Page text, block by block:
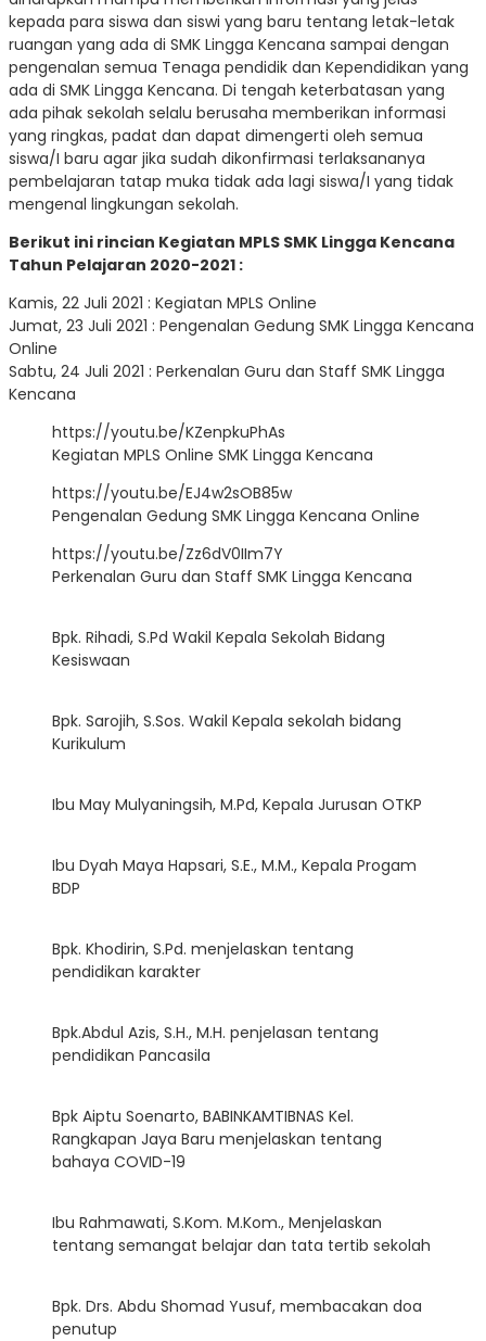
kepada para siswa dan siswi yang baru tentang letak-letak
ruangan yang ada di SMK Lingga Kencana sampai dengan
pengenalan semua Tenaga pendidik dan Kependidikan yang
ada di SMK Lingga Kencana. Di tengah keterbatasan yang
ada pihak sekolah selalu berusaha memberikan informasi
yang ringkas, padat dan dapat dimengerti oleh semua
siswa/I baru agar jika sudah dikonfirmasi terlaksananya
pembelajaran tatap muka tidak ada lagi siswa/I yang tidak
mengenal lingkungan sekolah.
Berikut ini rincian Kegiatan MPLS SMK Lingga Kencana
Tahun Pelajaran 2020-2021 :
Kamis, 22 Juli 2021 : Kegiatan MPLS Online
Jumat, 23 Juli 2021 : Pengenalan Gedung SMK Lingga Kencana
Online
Sabtu, 24 Juli 2021 : Perkenalan Guru dan Staff SMK Lingga
Kencana
https://youtu.be/KZenpkuPhAs
Kegiatan MPLS Online SMK Lingga Kencana
https://youtu.be/EJ4w2sOB85w
Pengenalan Gedung SMK Lingga Kencana Online
https://youtu.be/Zz6dV0IIm7Y
Perkenalan Guru dan Staff SMK Lingga Kencana
Bpk. Rihadi, S.Pd Wakil Kepala Sekolah Bidang
Kesiswaan
Bpk. Sarojih, S.Sos. Wakil Kepala sekolah bidang
Kurikulum
Ibu May Mulyaningsih, M.Pd, Kepala Jurusan OTKP
Ibu Dyah Maya Hapsari, S.E., M.M., Kepala Progam
BDP
Bpk. Khodirin, S.Pd. menjelaskan tentang
pendidikan karakter
Bpk.Abdul Azis, S.H., M.H. penjelasan tentang
pendidikan Pancasila
Bpk Aiptu Soenarto, BABINKAMTIBNAS Kel.
Rangkapan Jaya Baru menjelaskan tentang
bahaya COVID-19
Ibu Rahmawati, S.Kom. M.Kom., Menjelaskan
tentang semangat belajar dan tata tertib sekolah
Bpk. Drs. Abdu Shomad Yusuf, membacakan doa
penutup